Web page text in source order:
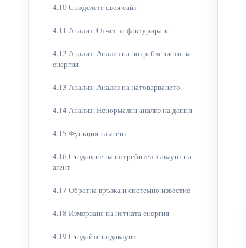
4.10 Споделете своя сайт
4.11 Анализ: Отчет за фактуриране
4.12 Анализ: Анализ на потреблението на
енергия
4.13 Анализ: Анализ на натоварването
4.14 Анализ: Ненормален анализ на данни
4.15 Функция на агент
4.16 Създаване на потребител в акаунт на
агент
4.17 Обратна връзка и системно известие
4.18 Измерване на нетната енергия
4.19 Създайте подакаунт